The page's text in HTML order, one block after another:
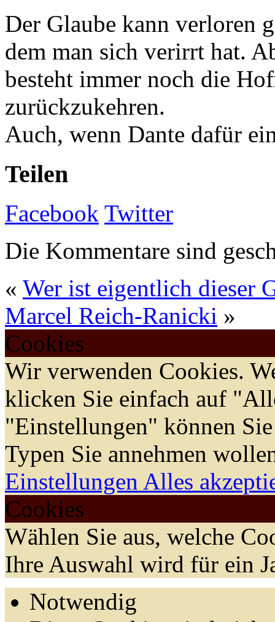
Der Glaube kann verloren
dem man sich verirrt hat.
besteht immer noch die
zurückzukehren.
Auch, wenn Dante dafür
Teilen
Facebook Twitter
Die Kommentare sind
« Wer ist eigentlich dieser
Marcel Reich-Ranicki »
Cookies
Wir verwenden Cookies.
klicken Sie einfach auf
"Einstellungen" können
Typen Sie annehmen
Einstellungen Alles
Cookies
Wählen Sie aus, welche
Ihre Auswahl wird für ein
Notwendig